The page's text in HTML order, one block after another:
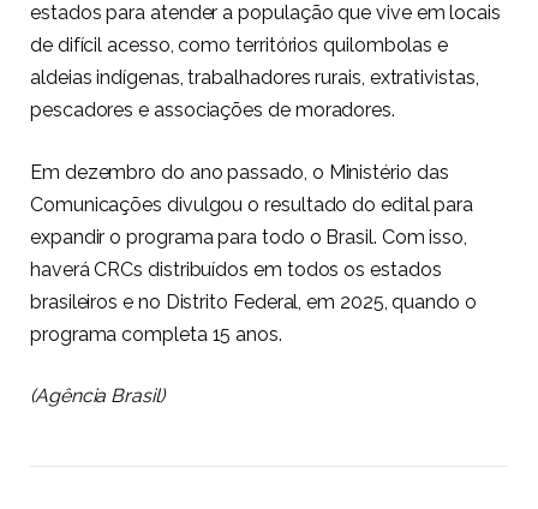
estados para atender a população que vive em locais
de difícil acesso, como territórios quilombolas e
aldeias indígenas, trabalhadores rurais, extrativistas,
pescadores e associações de moradores.
Em dezembro do ano passado, o Ministério das
Comunicações divulgou o resultado do edital para
expandir o programa para todo o Brasil. Com isso,
haverá CRCs distribuídos em todos os estados
brasileiros e no Distrito Federal, em 2025, quando o
programa completa 15 anos.
(Agência Brasil)